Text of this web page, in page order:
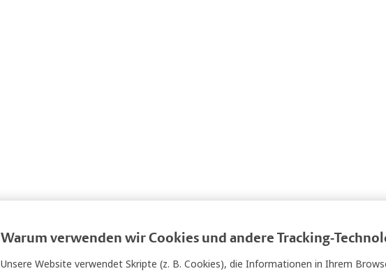
Warum verwenden wir Cookies und andere Tracking-
Unsere Website verwendet Skripte (z. B. Cookies), die Informationen in Ihrem